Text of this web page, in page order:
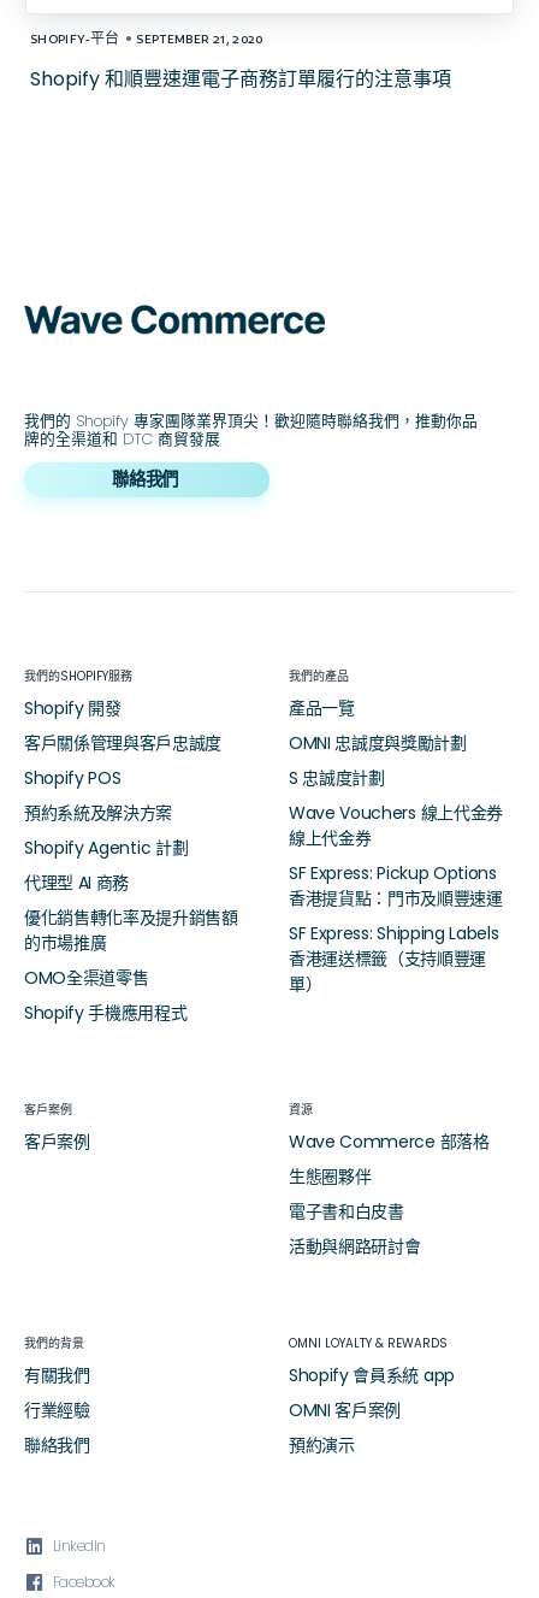
SHOPIFY-平台 • SEPTEMBER 21, 2020
Shopify 和順豐速運電子商務訂單履行的注意事項
我們的 Shopify 專家團隊業界頂尖！歡迎隨時聯絡我們，推動你品
牌的全渠道和 DTC 商貿發展
聯絡我們
 LinkedIn
 Facebook
我們的SHOPIFY服務
Shopify 開發
客戶關係管理與客戶忠誠度
Shopify POS
預約系統及解決方案
Shopify Agentic 計劃
代理型 AI 商務
優化銷售轉化率及提升銷售額
的市場推廣
OMO全渠道零售
Shopify 手機應用程式
我們的產品
產品一覽
OMNI 忠誠度與獎勵計劃
S 忠誠度計劃
Wave Vouchers 線上代金券
線上代金券
SF Express: Pickup Options
香港提貨點：門市及順豐速運
SF Express: Shipping Labels
香港運送標籤（支持順豐運
單）
客戶案例
客戶案例
資源
Wave Commerce 部落格
生態圈夥伴
電子書和白皮書
活動與網路研討會
我們的背景
有關我們
行業經驗
聯絡我們
OMNI LOYALTY & REWARDS
Shopify 會員系統 app
OMNI 客戶案例
預約演示